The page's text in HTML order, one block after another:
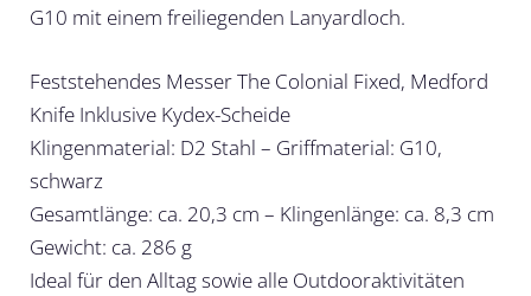
G10 mit einem freiliegenden Lanyardloch.
Feststehendes Messer The Colonial Fixed, Medford
Knife Inklusive Kydex-Scheide
Klingenmaterial: D2 Stahl – Griffmaterial: G10,
schwarz
Gesamtlänge: ca. 20,3 cm – Klingenlänge: ca. 8,3 cm
Gewicht: ca. 286 g
Ideal für den Alltag sowie alle Outdooraktivitäten